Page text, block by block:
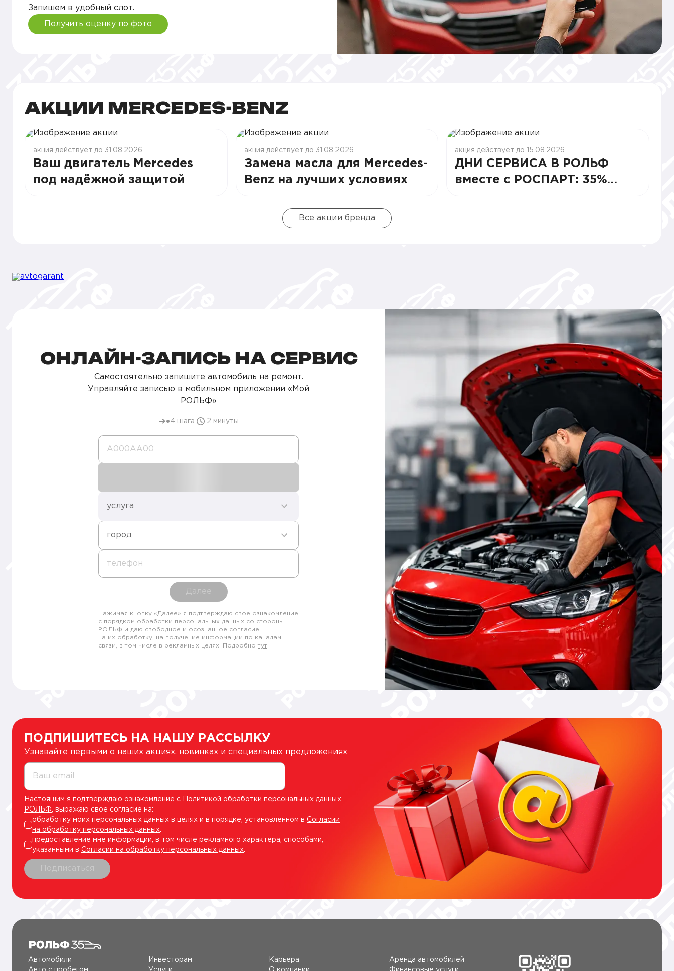
Запишем в удобный слот.
Получить оценку по фото
АКЦИИ MERCEDES-BENZ
акция действует до 31.08.2026
Ваш двигатель Mercedes
под надёжной защитой
акция действует до 31.08.2026
Замена масла для Mercedes-
Benz на лучших условиях
акция действует до 15.08.2026
ДНИ СЕРВИСА В РОЛЬФ
вместе с РОСПАРТ: 35%
Все акции бренда
ОНЛАЙН-ЗАПИСЬ НА СЕРВИС
Самостоятельно запишите автомобиль на ремонт.
Управляйте записью в мобильном приложении «Мой
РОЛЬФ»
4 шага 2 минуты
А000AA00
услуга
город
телефон
Далее
Нажимая кнопку «Далее» я подтверждаю свое ознакомление
с порядком обработки персональных данных со стороны
РОЛЬФ и даю свободное и осознанное согласие
на их обработку, на получение информации по каналам
связи, в том числе в рекламных целях. Подробно тут
ПОДПИШИТЕСЬ НА НАШУ РАССЫЛКУ
Узнавайте первыми о наших акциях, новинках и специальных предложениях
Ваш email
Настоящим я подтверждаю ознакомление с
Политикой обработки персональных данных
РОЛЬФ , выражаю свое согласие на:
обработку моих персональных данных в целях и в порядке, установленном в Согласии
на обработку персональных данных
предоставление мне информации, в том числе рекламного характера, способами,
указанными в Согласии на обработку персональных данных
Подписаться
Автомобили
Инвесторам
Карьера
Аренда автомобилей